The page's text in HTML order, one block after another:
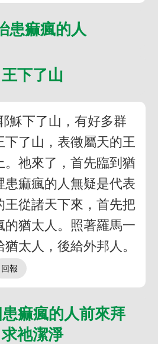
痲瘋的人
下了山
穌下了山，有好多群
下了山，表徵屬天的王
。祂來了，首先臨到猶
患痲瘋的人無疑是代表
王從諸天下來，首先把
的猶太人。照著羅馬一
太人，後給外邦人。
痲瘋的人前來拜
祂潔淨